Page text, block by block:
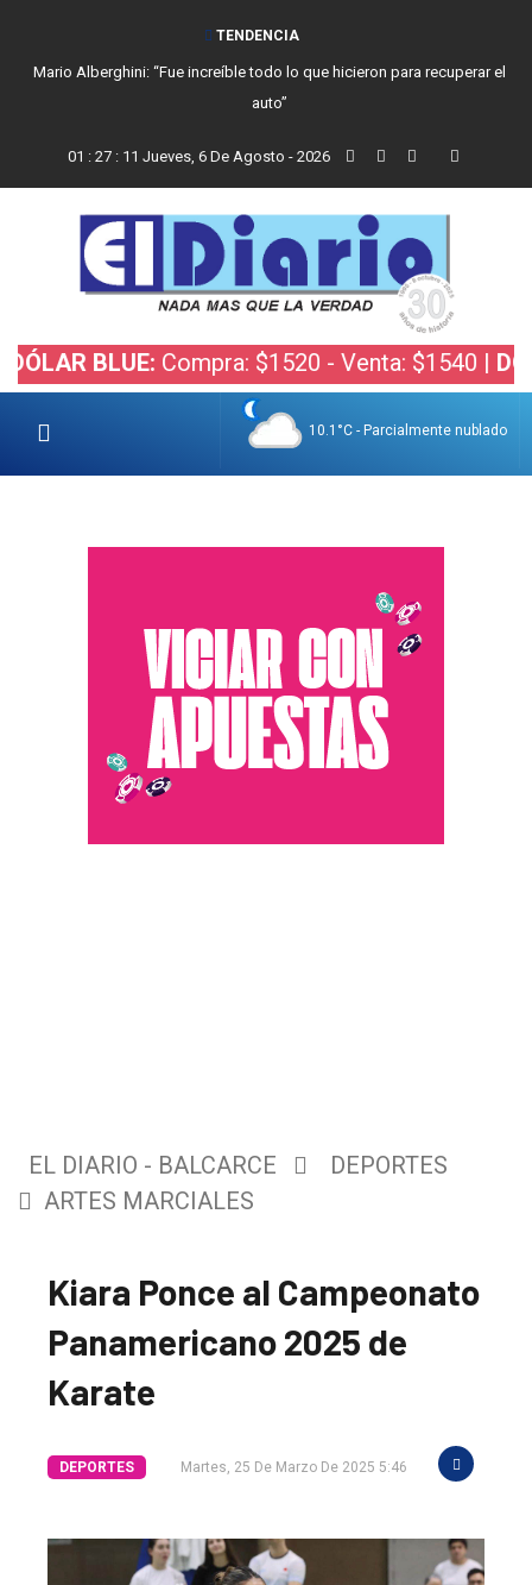
TENDENCIA
Mario Alberghini: “Fue increíble todo lo que hicieron para recuperar el
auto”
01 : 27: 11 Jueves, 6 De Agosto - 2026
BLUE:Compra: $1520 - Venta: $1540 |DÓLAR
10.1°C - Parcialmente nublado
El
único
DIARIO
EL DIARIO - BALCARCE
DEPORTES
ARTES MARCIALES
Kiara Ponce al Campeonato
Panamericano 2025 de
Karate
DEPORTES Martes, 25 De Marzo De 2025 5:46